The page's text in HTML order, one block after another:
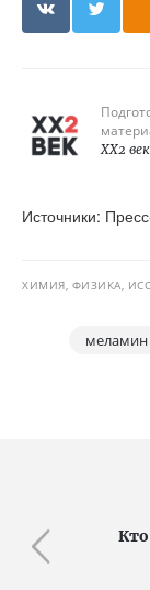
XX2 век
Источники:
ХИМИЯ, ФИЗИКА,
меламин